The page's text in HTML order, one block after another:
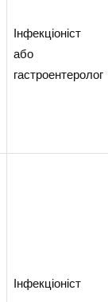
Інфекціоніст
або
гастроентеролог
Інфекціоніст